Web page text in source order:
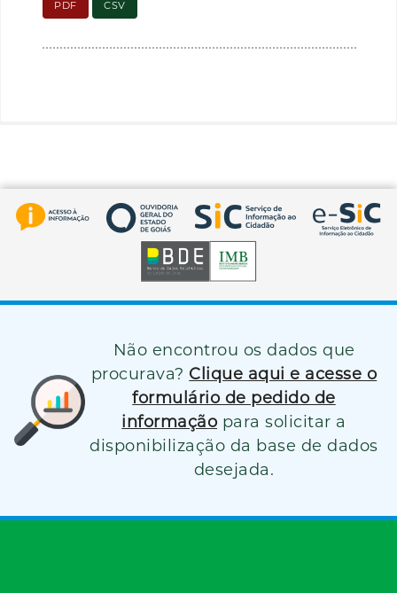
PDF CSV
Não encontrou os dados que
procurava? Clique aqui e acesse o
formulário de pedido de
informação para solicitar a
disponibilização da base de dados
desejada.